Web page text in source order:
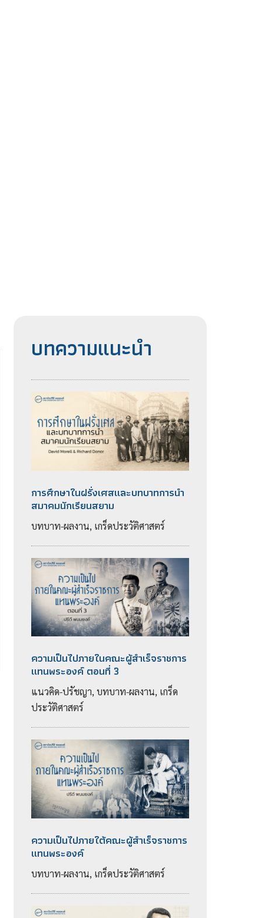
บทความแนะนำ
การศึกษาในฝรั่งเศสและบทบาทการนำ
สมาคมนักเรียนสยาม
บทบาท-ผลงาน, เกร็ดประวัติศาสตร์
ความเป็นไปภายในคณะผู้สำเร็จราชการ
แทนพระองค์ ตอนที่ 3
แนวคิด-ปรัชญา, บทบาท-ผลงาน, เกร็ด
ประวัติศาสตร์
ความเป็นไปภายใต้คณะผู้สำเร็จราชการ
แทนพระองค์
บทบาท-ผลงาน, เกร็ดประวัติศาสตร์